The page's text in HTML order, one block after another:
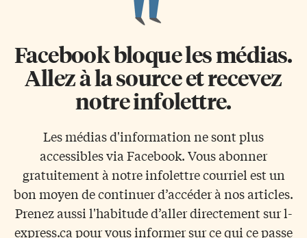
Facebook bloque les médias.
Allez à la source et recevez
notre infolettre.
Les médias d'information ne sont plus
accessibles via Facebook. Vous abonner
gratuitement à notre infolettre courriel est un
bon moyen de continuer d’accéder à nos articles.
Prenez aussi l'habitude d’aller directement sur l-
express.ca pour vous informer sur ce qui ce passe